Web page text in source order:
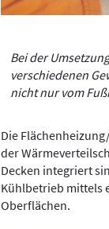
Bei der
verschiedenen
nicht nur vom
Die
der
Decken integriert
Kühlbetrieb mittels
Oberflächen.